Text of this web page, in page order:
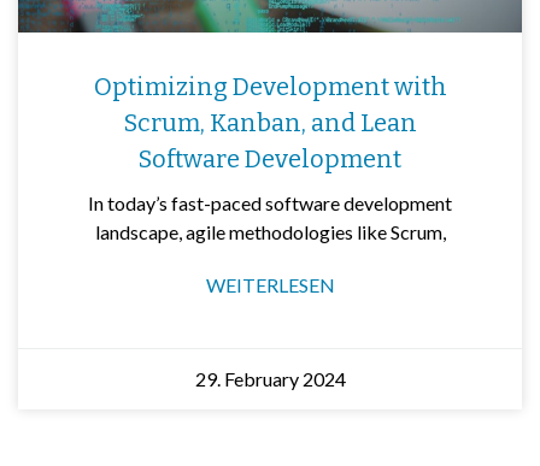
Optimizing Development with
Scrum, Kanban, and Lean
Software Development
In today’s fast-paced software development
landscape, agile methodologies like Scrum,
WEITERLESEN
29. February 2024